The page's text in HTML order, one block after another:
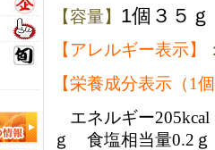
【容量】 1個３５ｇ
【アレルギー表示】
【栄養成分表示（1
エネルギー
ｇ 食塩相当量0.2